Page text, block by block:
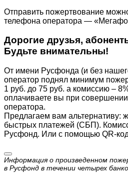
Отправить пожертвование
телефона оператора —
Дорогие друзья,
Будьте внимательны!
От имени Русфонда (и без
оператор поднял минимум
1 руб. до 75 руб. а комиссию –
оплачиваете вы при
оператора.
Предлагаем вам альтернативу:
быстрых платежей (СБП).
Русфонд. Или с помощью QR-
Информация о произведенном
в Русфонд в течении четырех